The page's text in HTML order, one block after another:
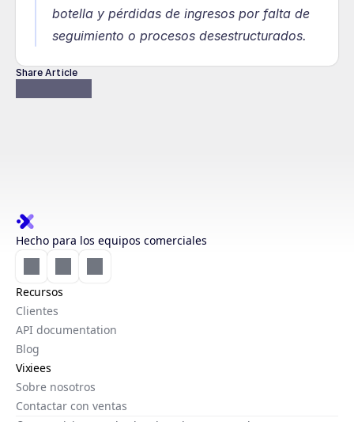
botella y pérdidas de ingresos por falta de
seguimiento o procesos desestructurados.
Share Article
Hecho para los equipos comerciales
Recursos
Clientes
API documentation
Blog
Vixiees
Sobre nosotros
Contactar con ventas